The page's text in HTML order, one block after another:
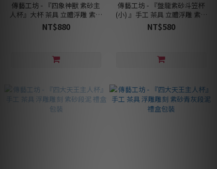
傳藝工坊 - 『四象神獸 紫砂主
人杯』大杯 茶具 立體浮雕 紫砂
黃段泥
NT$880
傳藝工坊 - 『盤龍紫砂斗笠杯
(小) 』手工 茶具 立體浮雕 紫砂
大紅袍
NT$580